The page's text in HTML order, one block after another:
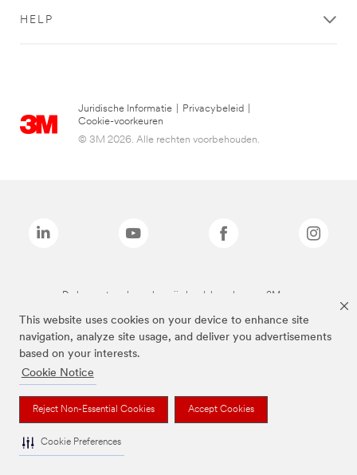
This website uses cookies on your device to enhance site
navigation, analyze site usage, and deliver you advertisements
based on your interests.
Cookie Notice
Reject Non-Essential Cookies Accept Cookies
Cookie Preferences
HELP
Juridische Informatie Privacybeleid
Cookie-voorkeuren
© 3M 2026. Alle rechten voorbehouden.
De bovenstaande merken zijn handelsmerken van 3M.we